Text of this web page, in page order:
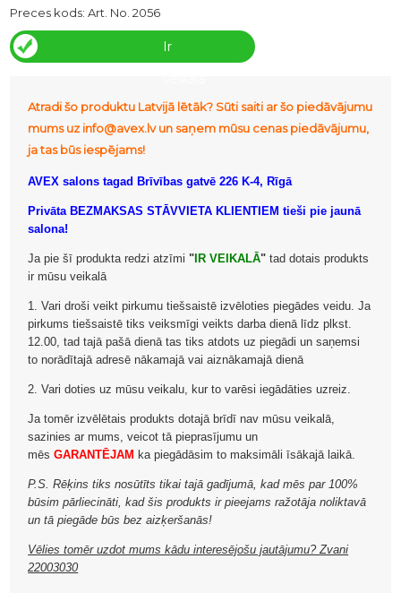
Preces kods:Art. No. 2056
Ir
Atradi šo produktu Latvijā lētāk? Sūti saiti ar šo piedāvājumu
mums uz info@avex.lv un saņem mūsu cenas piedāvājumu,
ja tas būs iespējams!
AVEX salons tagad Brīvības gatvē 226 K-4, Rīgā
Privāta BEZMAKSAS STĀVVIETA KLIENTIEM tieši pie jaunā
salona!
Ja pie šī produkta redzi atzīmi " IR VEIKALĀ" tad dotais produkts
ir mūsu veikalā
1. Vari droši veikt pirkumu tiešsaistē izvēloties piegādes veidu. Ja
pirkums tiešsaistē tiks veiksmīgi veikts darba dienā līdz plkst.
12.00, tad tajā pašā dienā tas tiks atdots uz piegādi un saņemsi
to norādītajā adresē nākamajā vai aiznākamajā dienā
2. Vari doties uz mūsu veikalu, kur to varēsi iegādāties uzreiz.
Ja tomēr izvēlētais produkts dotajā brīdī nav mūsu veikalā,
sazinies ar mums, veicot tā pieprasījumu un
mēsGARANTĒJAM ka piegādāsim to maksimāli īsākajā laikā.
P.S. Rēķins tiks nosūtīts tikai tajā gadījumā, kad mēs par 100%
būsim pārliecināti, kad šis produkts ir pieejams ražotāja noliktavā
un tā piegāde būs bez aizķeršanās!
Vēlies tomēr uzdot mums kādu interesējošu jautājumu? Zvani
22003030